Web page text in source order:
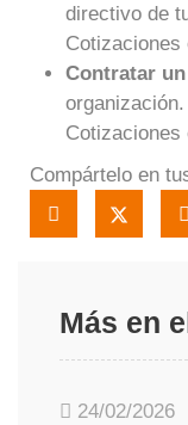
directivo de
Cotizaciones
Contratar
organización.
Cotizaciones
Compártelo en
Más en
24/02/2026